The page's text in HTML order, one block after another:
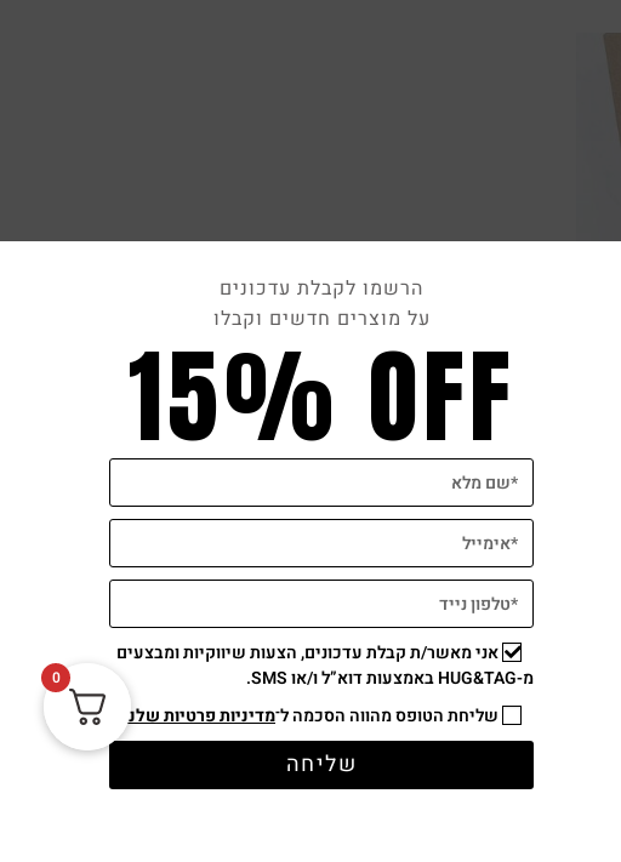
סט חגיגי ברכות זר ונרות בעבודת יד
0
הרשמו לקבלת עדכונים
על מוצרים חדשים וקבלו
15% OFF
אני מאשר/ת קבלת עדכונים, הצעות שיווקיות ומבצעים
מ-HUG&TAG באמצעות דוא”ל ו/או SMS.
שליחת הטופס מהווה הסכמה ל־מדיניות פרטיות שלנו
שליחה